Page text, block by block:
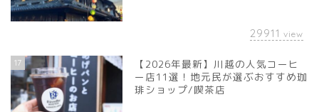
29911 view
17
【2026年最新】川越の人気コーヒ
ー店11選！地元民が選ぶおすすめ珈
琲ショップ/喫茶店